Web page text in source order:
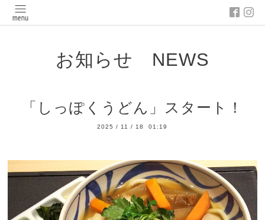
お知らせ NEWS
「しっぽくうどん」スタート！
2025 / 11 / 18 01:19